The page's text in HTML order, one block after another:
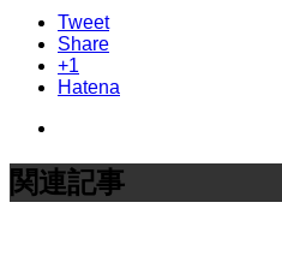
Tweet
Share
+1
Hatena
関連記事